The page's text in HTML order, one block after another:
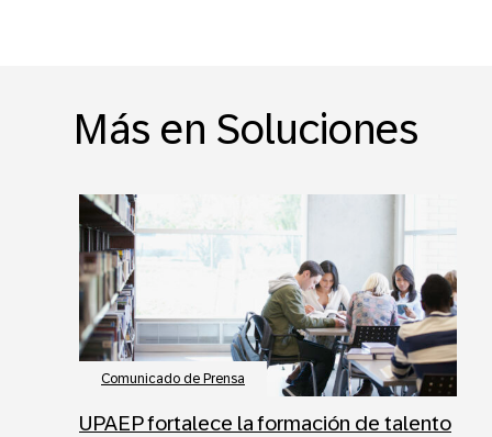
Más en Soluciones
Comunicado de Prensa
UPAEP fortalece la formación de talento